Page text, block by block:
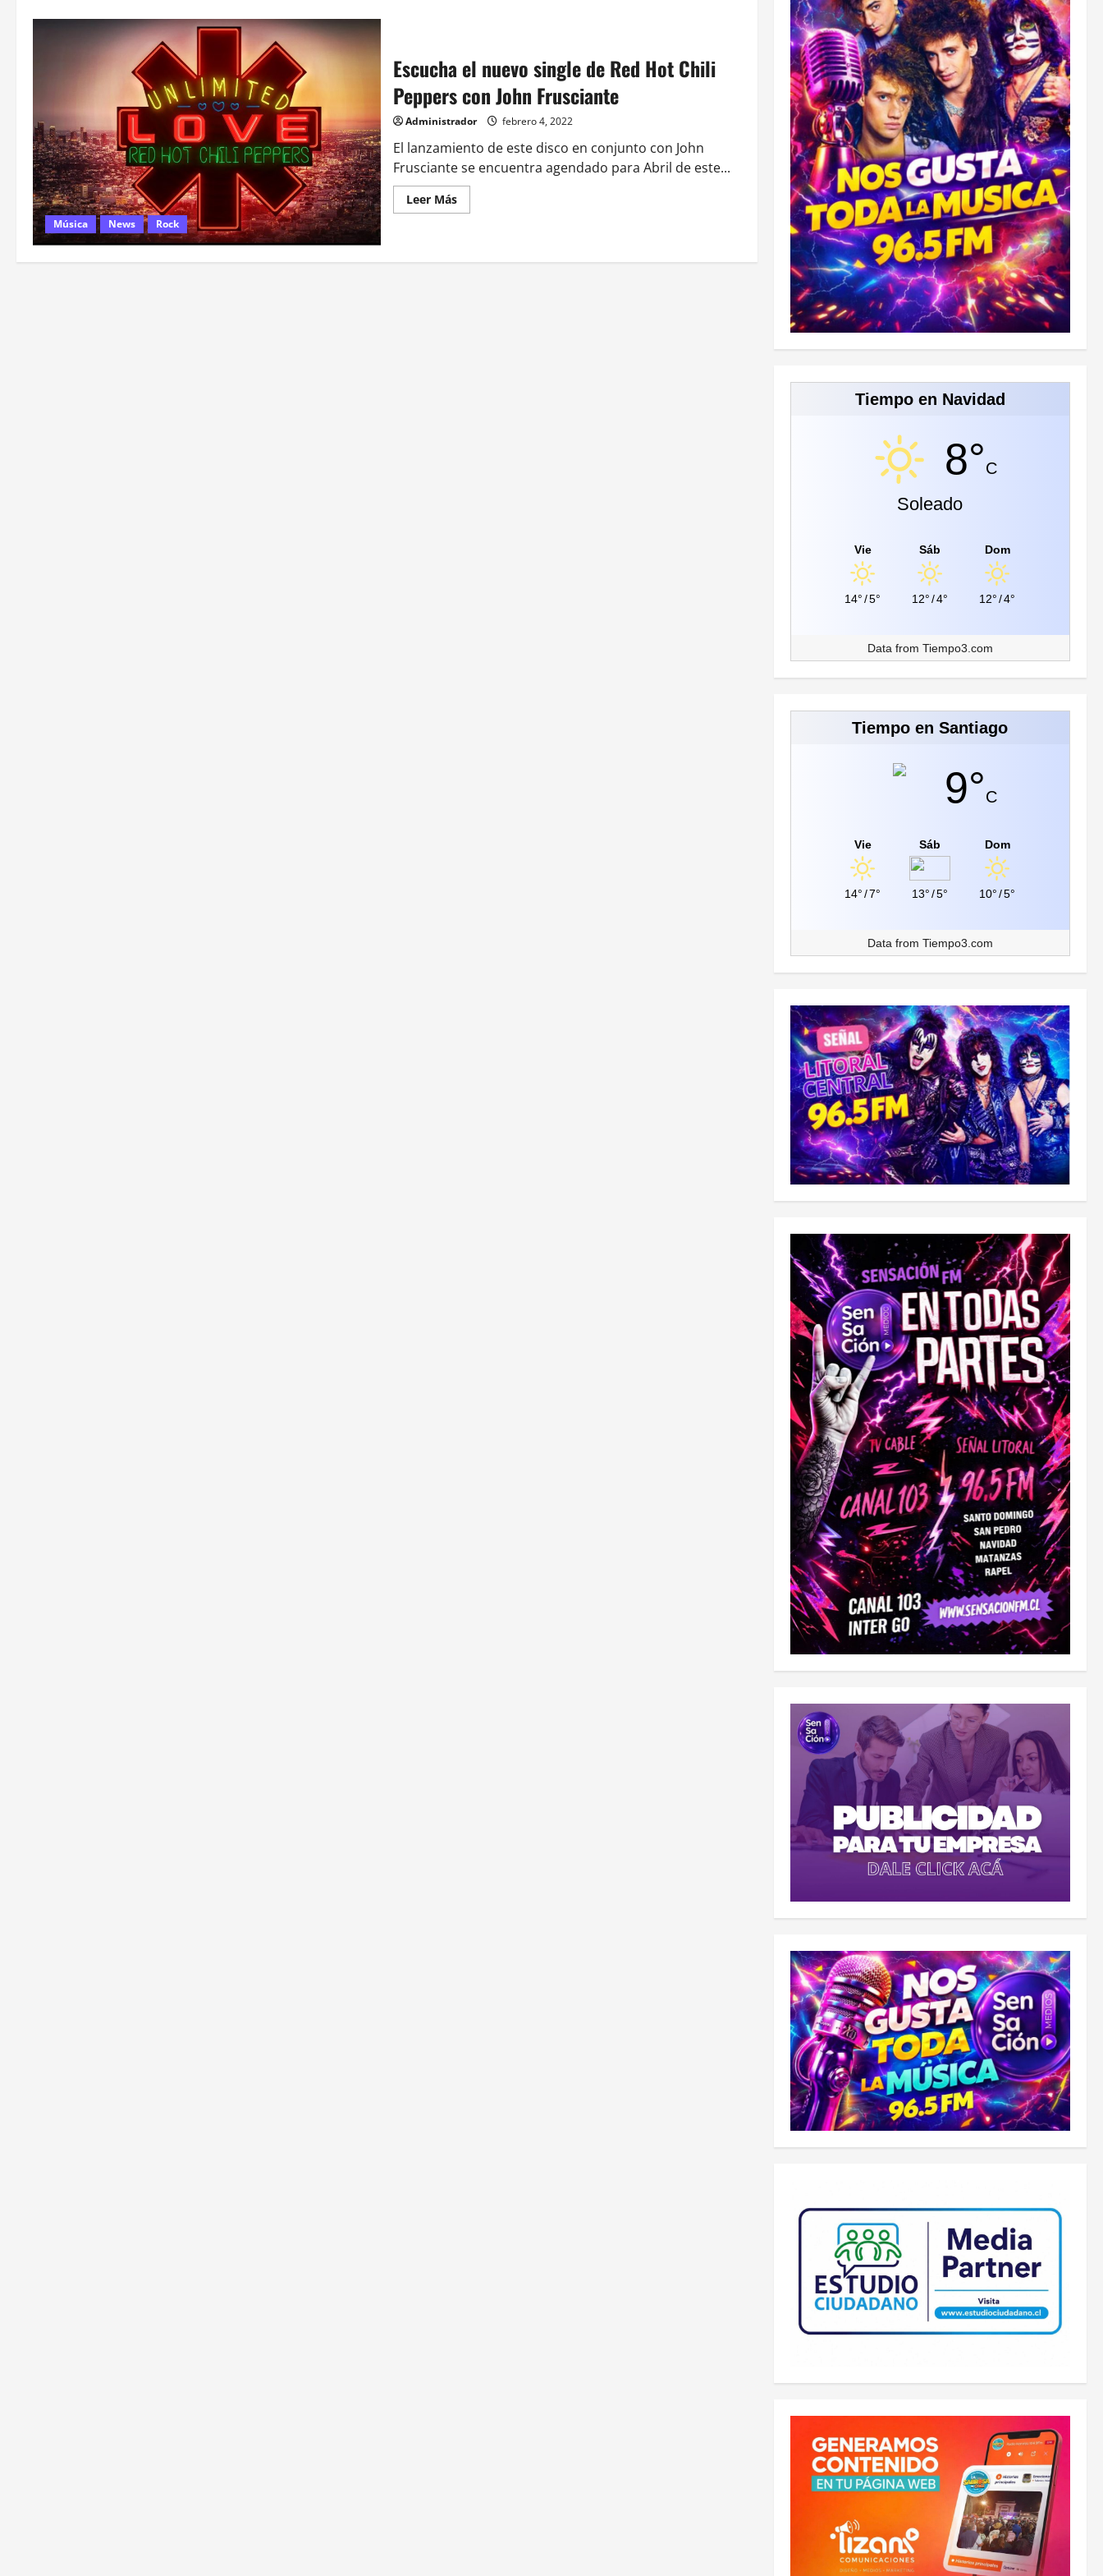
Música News Rock
Escucha el nuevo single de Red Hot Chili
Peppers con John Frusciante
Administrador febrero 4, 2022
El lanzamiento de este disco en conjunto con John
Frusciante se encuentra agendado para Abril de este...
Leer MásLeer
más
nuevo
Tiempo en Navidad
8°C
Soleado
Vie
14° /5°
Sáb
12° /4°
Dom
12° /4°
Data from Tiempo3.com
Tiempo en Santiago
9°C
Vie
14° /7°
Sáb
13° /5°
Dom
10° /5°
Data from Tiempo3.com